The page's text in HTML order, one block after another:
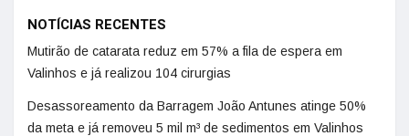
NOTÍCIAS RECENTES
Mutirão de catarata reduz em 57% a fila de espera em
Valinhos e já realizou 104 cirurgias
Desassoreamento da Barragem João Antunes atinge 50%
da meta e já removeu 5 mil m³ de sedimentos em Valinhos